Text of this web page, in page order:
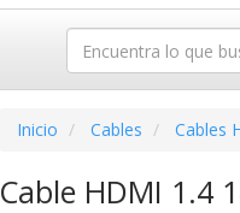
Inicio Cables Cables
Cable HDMI 1.4